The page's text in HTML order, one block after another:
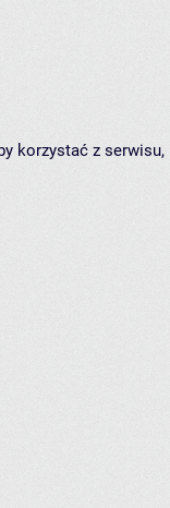
korzystać z